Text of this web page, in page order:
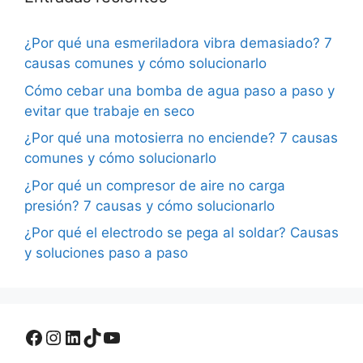
¿Por qué una esmeriladora vibra demasiado? 7
causas comunes y cómo solucionarlo
Cómo cebar una bomba de agua paso a paso y
evitar que trabaje en seco
¿Por qué una motosierra no enciende? 7 causas
comunes y cómo solucionarlo
¿Por qué un compresor de aire no carga
presión? 7 causas y cómo solucionarlo
¿Por qué el electrodo se pega al soldar? Causas
y soluciones paso a paso
Facebook
Instagram
LinkedIn
TikTok
YouTube